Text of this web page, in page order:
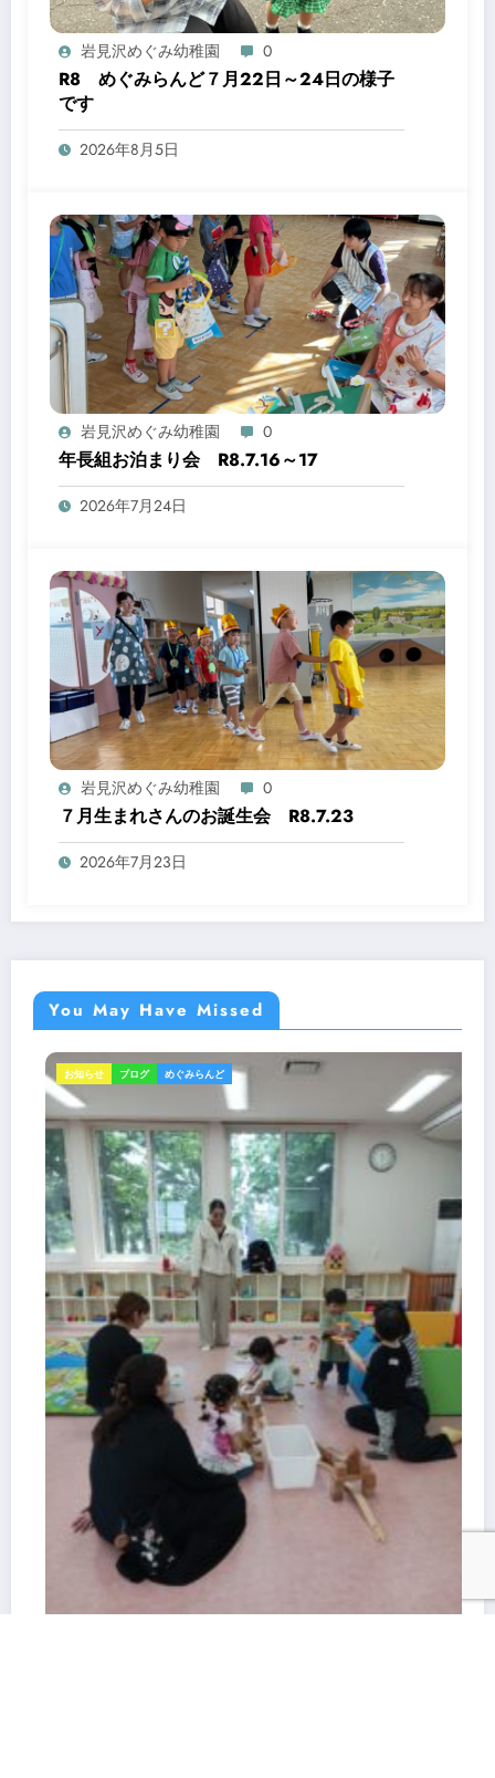
岩見沢めぐみ幼稚園 0
R8 めぐみらんど７月22日～24日の様子
です
2026年8月5日
岩見沢めぐみ幼稚園 0
年長組お泊まり会 R8.7.16～17
2026年7月24日
岩見沢めぐみ幼稚園 0
７月生まれさんのお誕生会 R8.7.23
2026年7月23日
You May Have Missed
ブログ
6月生まれさんのお誕生会 R8.6.29
2026年6月29日 岩見沢めぐみ幼稚園
ホーム 当園に関するお問い合わせ
NewsBlogger - Magazine & BlogWordPress